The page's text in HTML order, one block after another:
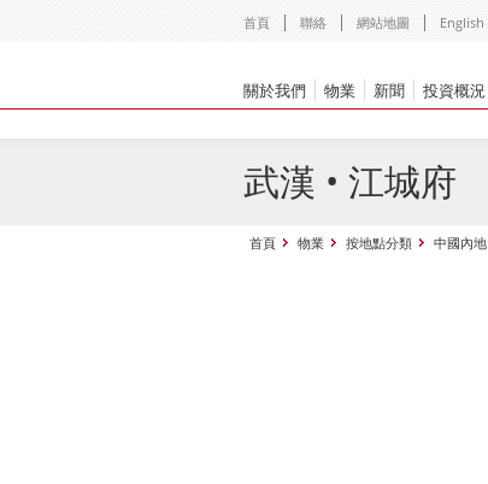
首頁 聯絡 網站地圖 English
關於我們 物業 新聞 投資概況
武漢 • 江城府
首頁 物業 按地點分類 中國內地